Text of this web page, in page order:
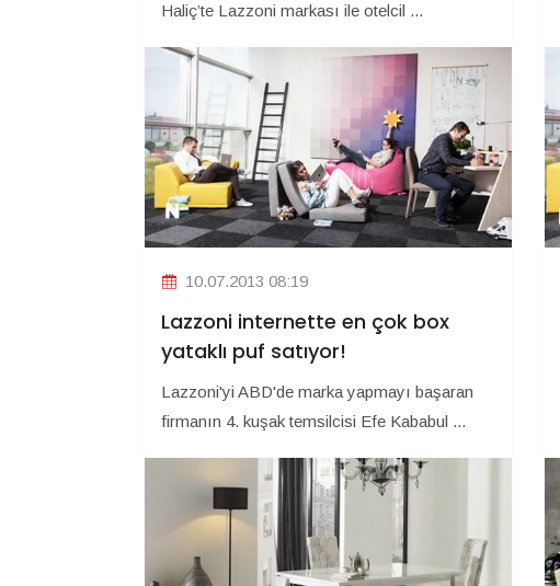
Haliç’te Lazzoni markası ile otelcil ...
10.07.2013 08:19
Lazzoni internette en çok box
yataklı puf satıyor!
Lazzoni'yi ABD'de marka yapmayı başaran
firmanın 4. kuşak temsilcisi Efe Kababul ...